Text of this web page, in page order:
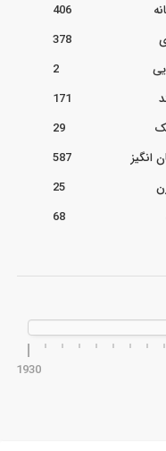
406
378
2
171
29
انگیز
587
25
68
1930